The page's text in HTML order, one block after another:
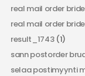
real mail order
real mail order
result_1743(1)
sann postorder
selaa postimyynti